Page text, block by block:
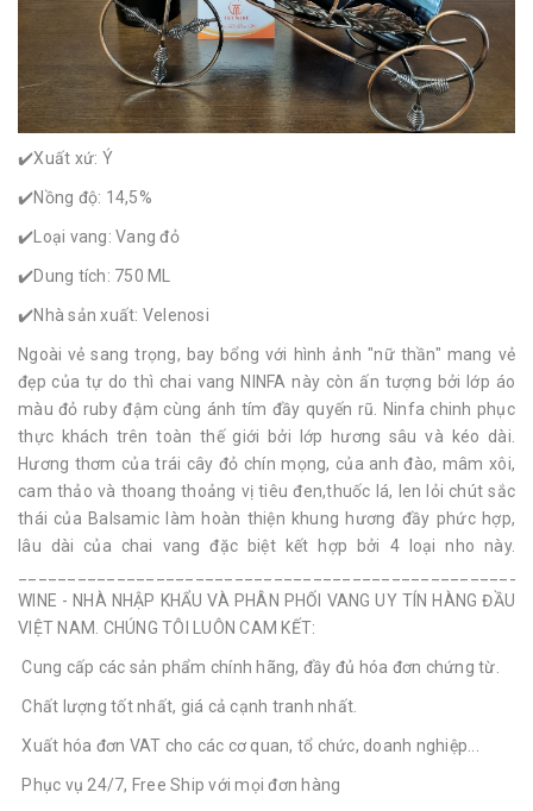
✔️Xuất xứ: Ý
✔️Nồng độ: 14,5%
✔️Loại vang: Vang đỏ
✔️Dung tích: 750 ML
✔️Nhà sản xuất: Velenosi
Ngoài vẻ sang trọng, bay bổng với hình ảnh "nữ thần" mang vẻ
đẹp của tự do thì chai vang NINFA này còn ấn tượng bởi lớp áo
màu đỏ ruby đậm cùng ánh tím đầy quyến rũ. Ninfa chinh phục
thực khách trên toàn thế giới bởi lớp hương sâu và kéo dài.
Hương thơm của trái cây đỏ chín mọng, của anh đào, mâm xôi,
cam thảo và thoang thoảng vị tiêu đen,thuốc lá, len lỏi chút sắc
thái của Balsamic làm hoàn thiện khung hương đầy phức hợp,
lâu dài của chai vang đặc biệt kết hợp bởi 4 loại nho này.
WINE - NHÀ NHẬP KHẨU VÀ PHÂN PHỐI VANG UY TÍN HÀNG ĐẦU
VIỆT NAM. CHÚNG TÔI LUÔN CAM KẾT:
Cung cấp các sản phẩm chính hãng, đầy đủ hóa đơn chứng từ.
Chất lượng tốt nhất, giá cả cạnh tranh nhất.
Xuất hóa đơn VAT cho các cơ quan, tổ chức, doanh nghiệp...
Phục vụ 24/7, Free Ship với mọi đơn hàng